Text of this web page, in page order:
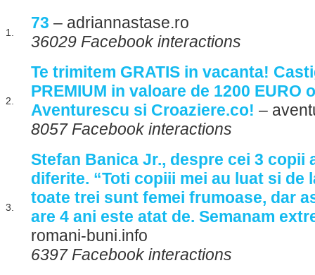
1.
73 – adriannastase.ro
36029 Facebook interactions
2.
Te trimitem GRATIS in vacanta!
PREMIUM in valoare de 1200 EURO
Aventurescu si Croaziere.co! –
8057 Facebook interactions
3.
Stefan Banica Jr., despre cei 3 copii
diferite. “Toti copiii mei au luat si de
toate trei sunt femei frumoase, dar
are 4 ani este atat de. Semanam
romani-buni.info
6397 Facebook interactions